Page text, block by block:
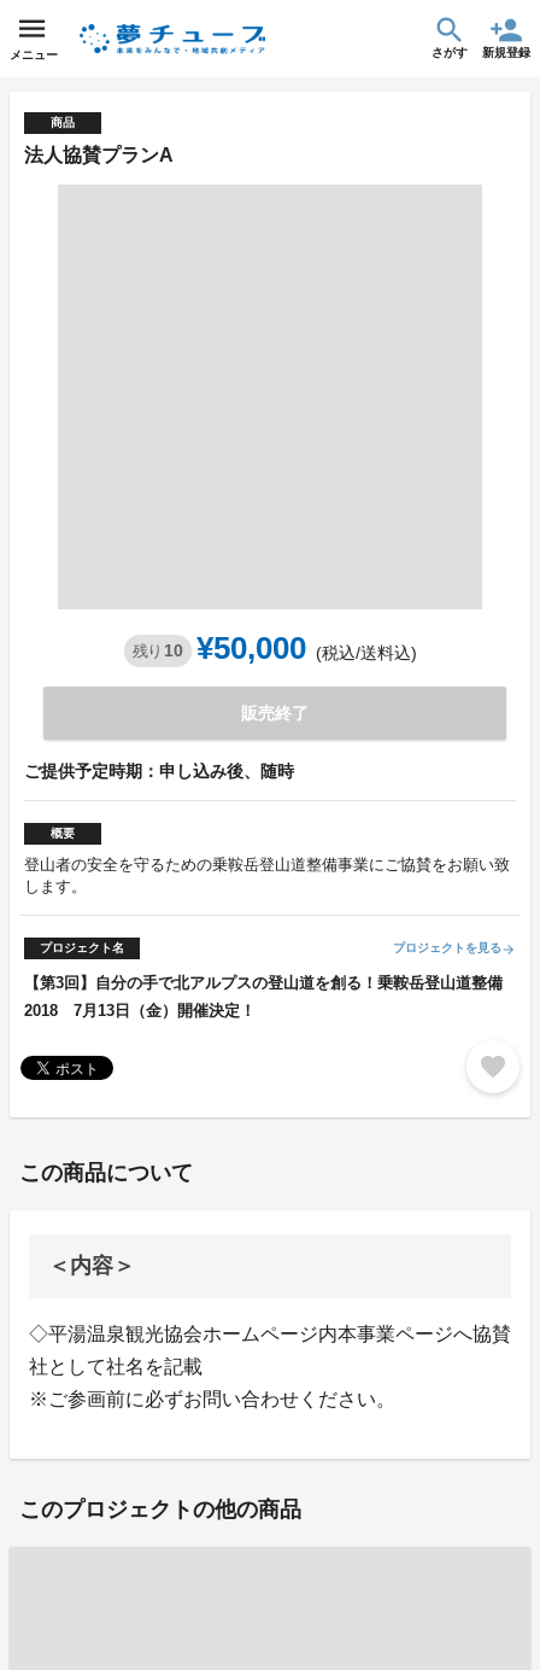
メニュー さがす 新規登録
商品
法人協賛プランA
残り 10 ¥50,000 (税込/送料込)
販売終了
ご提供予定時期：申し込み後、随時
概要
登山者の安全を守るための乗鞍岳登山道整備事業にご協賛をお願い致
します。
プロジェクト名 プロジェクトを見る arrow_forward
【第3回】自分の手で北アルプスの登山道を創る！乗鞍岳登山道整備
2018 7月13日（金）開催決定！
favorite
この商品について
＜内容＞
◇平湯温泉観光協会ホームページ内本事業ページへ協賛
社として社名を記載
※ご参画前に必ずお問い合わせください。
このプロジェクトの他の商品